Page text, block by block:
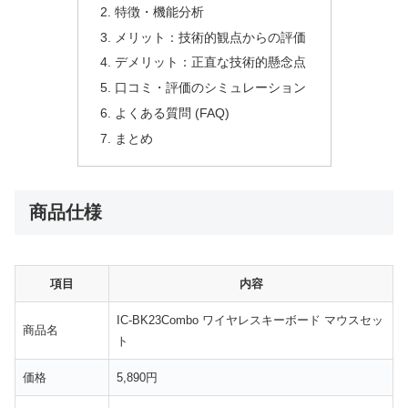
特徴・機能分析
メリット：技術的観点からの評価
デメリット：正直な技術的懸念点
口コミ・評価のシミュレーション
よくある質問 (FAQ)
まとめ
商品仕様
項目 内容
商品名
IC-BK23Combo ワイヤレスキーボード マウスセッ
ト
価格 5,890円